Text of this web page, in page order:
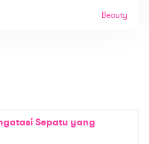
Beauty
Sepatu yang